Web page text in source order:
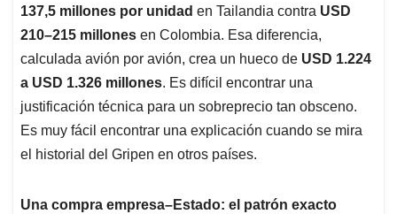
137,5 millones por unidad en Tailandia contra USD
210–215 millones en Colombia. Esa diferencia,
calculada avión por avión, crea un hueco de USD 1.224
a USD 1.326 millones. Es difícil encontrar una
justificación técnica para un sobreprecio tan obsceno.
Es muy fácil encontrar una explicación cuando se mira
el historial del Gripen en otros países.
Una compra empresa–Estado: el patrón exacto